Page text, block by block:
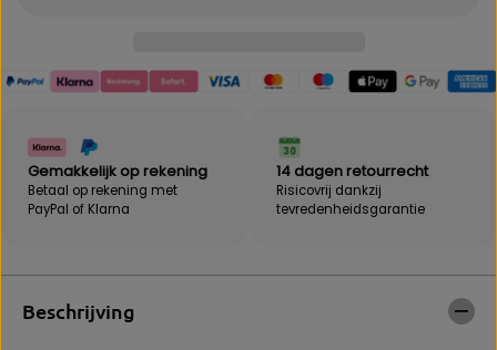
h
d
o
o
a
k
e
i
o
r
B
|
K
Gemakkelijk op rekening
Betaal op rekening met
PayPal of Klarna
14 dagen retourrecht
Risicovrij dankzij
tevredenheidsgarantie
Beschrijving